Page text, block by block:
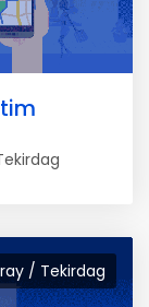
/ Tekirdag